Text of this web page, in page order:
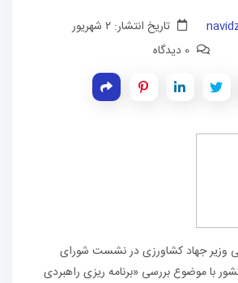
تاریخ انتشار: ۲ شهریور
جهاد کشاورزی در نشست شورای
با موضوع بررسی «برنامه ریزی راهبردی